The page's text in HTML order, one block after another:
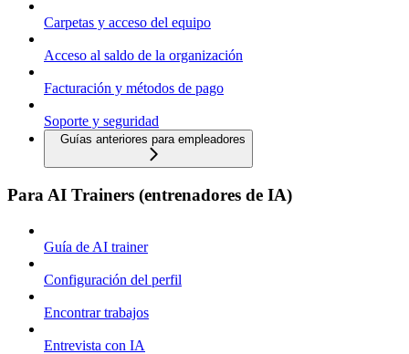
Carpetas y acceso del equipo
Acceso al saldo de la organización
Facturación y métodos de pago
Soporte y seguridad
Guías anteriores para empleadores
Para AI Trainers (entrenadores de IA)
Guía de AI trainer
Configuración del perfil
Encontrar trabajos
Entrevista con IA